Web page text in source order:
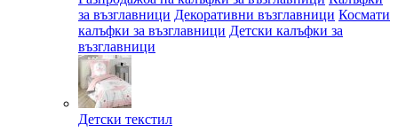
за възглавници Декоративни възглавници Космати
калъфки за възглавници Детски калъфки за
възглавници
Детски текстил